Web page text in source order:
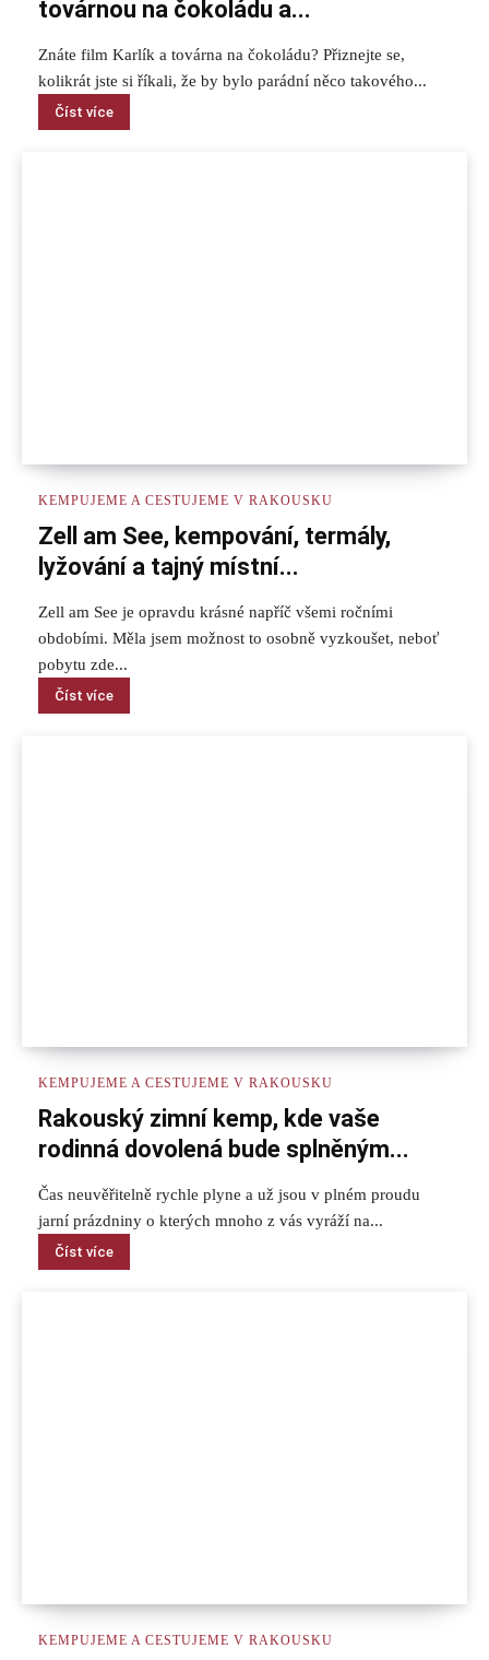
továrnou na čokoládu a...
Znáte film Karlík a továrna na čokoládu? Přiznejte se,
kolikrát jste si říkali, že by bylo parádní něco takového...
Číst více
KEMPUJEME A CESTUJEME V RAKOUSKU
Zell am See, kempování, termály,
lyžování a tajný místní...
Zell am See je opravdu krásné napříč všemi ročními
obdobími. Měla jsem možnost to osobně vyzkoušet, neboť
pobytu zde...
Číst více
KEMPUJEME A CESTUJEME V RAKOUSKU
Rakouský zimní kemp, kde vaše
rodinná dovolená bude splněným...
Čas neuvěřitelně rychle plyne a už jsou v plném proudu
jarní prázdniny o kterých mnoho z vás vyráží na...
Číst více
KEMPUJEME A CESTUJEME V RAKOUSKU